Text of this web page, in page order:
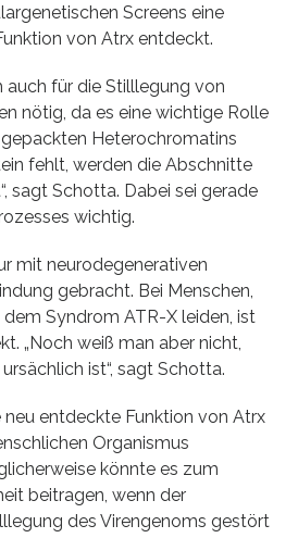
Screens eine
von Atrx entdeckt.
auch für die Stilllegung von
nötig, da es eine wichtige Rolle
Heterochromatins
fehlt, werden die Abschnitte
sagt Schotta. Dabei sei gerade
wichtig.
mit neurodegenerativen
gebracht. Bei Menschen,
Syndrom ATR-X leiden, ist
„Noch weiß man aber nicht,
ist“, sagt Schotta.
neu entdeckte Funktion von Atrx
Organismus
könnte es zum
beitragen, wenn der
des Virengenoms gestört